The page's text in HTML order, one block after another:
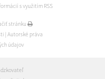
s využitím RSS
stránku
Autorské práva
údajov